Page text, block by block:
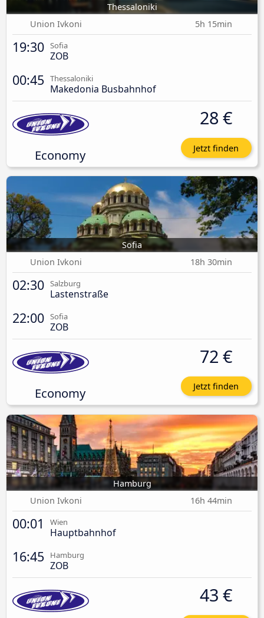
Thessaloniki
Union Ivkoni
5h 15min
19:30 Sofia
ZOB
00:45 Thessaloniki
Makedonia Busbahnhof
Economy
28 €
Jetzt finden
Sofia
Union Ivkoni
18h 30min
02:30 Salzburg
Lastenstraße
22:00 Sofia
ZOB
Economy
72 €
Jetzt finden
Hamburg
Union Ivkoni
16h 44min
00:01 Wien
Hauptbahnhof
16:45 Hamburg
ZOB
43 €